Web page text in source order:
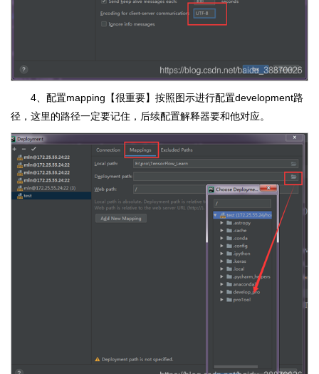
4、配置mapping【很重要】按照图示进行配置development路
径，这里的路径一定要记住，后续配置解释器要和他对应。